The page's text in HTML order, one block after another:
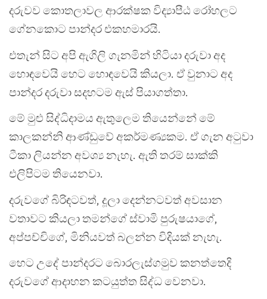
දරුවව කොතලාවල ආරක්ෂක විද්‍යාපීඨ රෝහලට
ගේනකොට පාන්දර එකහමාරයි.
එතැන් සිට අපි ඇගිලි ගැනමින් හිටියා දරුවා අද
හොඳවෙයි හෙට හොඳවෙයි කියලා. ඒ වුනාට අද
පාන්දර දරුවා සදහටම ඇස් පියාගත්තා.
මේ මුළු සිද්ධිදාමය ඇතුලෙම තියෙන්නේ මේ
කාලකන්නි ආණ්ඩුවේ අකර්මණ්‍යකම. ඒ ගැන අටුවා
ටීකා ලියන්න අවශ්‍ය නැහැ. ඇති තරම් සාක්කි
එලිපිටම තියෙනවා.
දරුවගේ බිරිඳටවත්, දූලා දෙන්නටවත් අවසාන
වතාවට කියලා තමන්ගේ ස්වාමි පුරුෂයාගේ,
අප්පච්චිගේ, මිනියවත් බලන්න විදියක් නැහැ.
හෙට උදේ පාන්දරට බොරලැස්ගමුව කනත්තෙදි
දරුවගේ ආදාහන කටයුත්ත සිද්ධ වෙනවා.